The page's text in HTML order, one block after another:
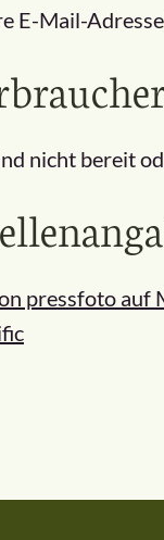
E-Mail-
nicht bereit
pressfoto auf